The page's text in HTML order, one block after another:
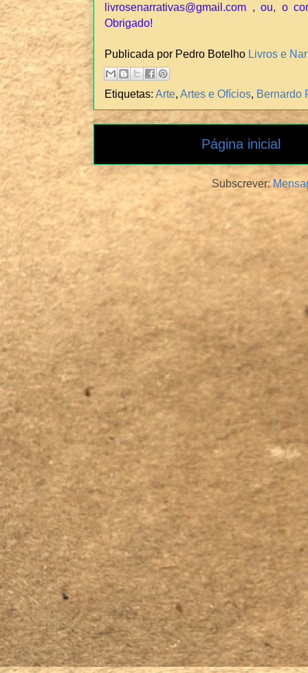
livrosenarrativas@gmail.com , ou, o
Obrigado!
Publicada por Pedro Botelho Livros e
Etiquetas: Arte, Artes e Ofícios, Bernardo
Página inicial
Subscrever: